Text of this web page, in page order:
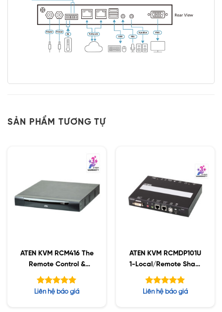
SẢN PHẨM TƯƠNG TỰ
ATEN KVM RCM416 The
Remote Control &
Monitoring
Được xếp
Liên hệ báo giá
ATEN KVM RCMDP101U
1-Local/Remote Share
Access Single Port 4K
Được xếp
Liên hệ báo giá